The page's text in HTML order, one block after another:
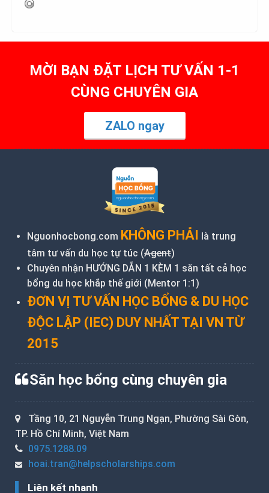
MỜI BẠN ĐẶT LỊCH TƯ VẤN 1-1
CÙNG CHUYÊN GIA
ZALO ngay
Nguonhocbong.com KHÔNG PHẢI là trung
tâm tư vấn du học tự túc (Agent)
Chuyên nhận HƯỚNG DẪN 1 KÈM 1 săn tất cả học
bổng du học khắp thế giới (Mentor 1:1)
ĐƠN VỊ TƯ VẤN HỌC BỔNG & DU HỌC
ĐỘC LẬP (IEC) DUY NHẤT TẠI VN TỪ
2015
Săn học bổng cùng chuyên gia
Tầng 10, 21 Nguyễn Trung Ngạn, Phường Sài Gòn,
TP. Hồ Chí Minh, Việt Nam
0975.1288.09
hoai.tran@helpscholarships.com
Liên kết nhanh